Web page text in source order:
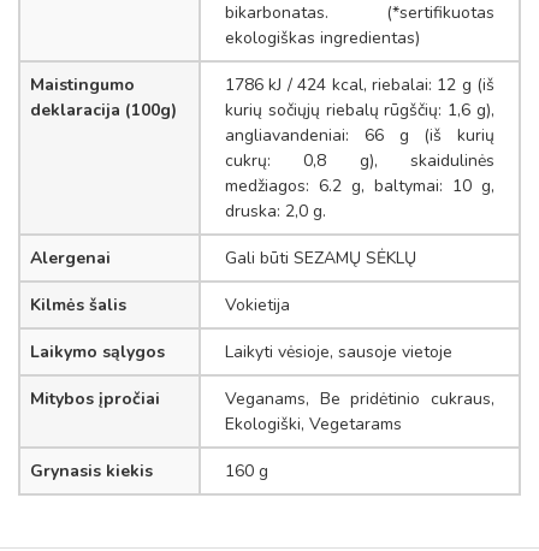
bikarbonatas. (*sertifikuotas
ekologiškas ingredientas)
Maistingumo
deklaracija (100g)
1786 kJ / 424 kcal, riebalai: 12 g (iš
kurių sočiųjų riebalų rūgščių: 1,6 g),
angliavandeniai: 66 g (iš kurių
cukrų: 0,8 g), skaidulinės
medžiagos: 6.2 g, baltymai: 10 g,
druska: 2,0 g.
Alergenai Gali būti SEZAMŲ SĖKLŲ
Kilmės šalis Vokietija
Laikymo sąlygos Laikyti vėsioje, sausoje vietoje
Mitybos įpročiai
Veganams, Be pridėtinio cukraus,
Ekologiški, Vegetarams
Grynasis kiekis 160 g